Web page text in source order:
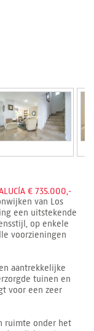
€ 735.000,-
van Los
een uitstekende
op enkele
voorzieningen
aantrekkelijke
tuinen en
voor een zeer
ruimte onder het